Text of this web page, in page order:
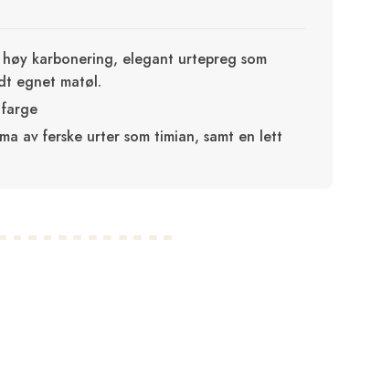
karbonering, elegant urtepreg som
egnet matøl.
av ferske urter som timian, samt en lett